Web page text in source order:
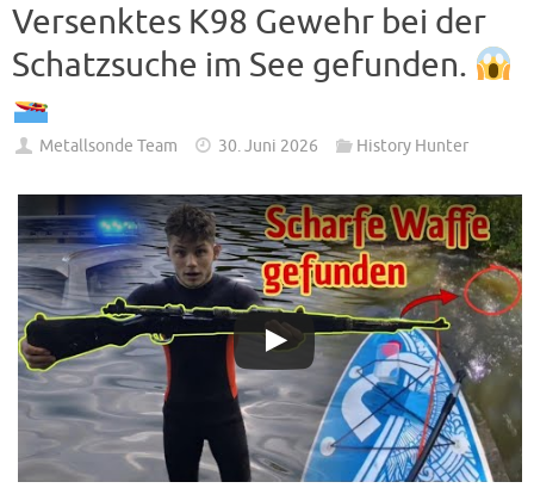
Versenktes K98 Gewehr bei der
Schatzsuche im See gefunden.
Metallsonde Team 30. Juni 2026 History Hunter